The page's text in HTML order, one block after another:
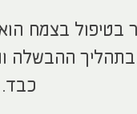
בצמח הוא
ההבשלה
כבד.